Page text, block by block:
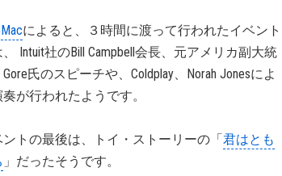
によると、３時間に渡って行われたイベント
Intuit社のBill Campbell会長、元アメリカ副大統
Gore氏のスピーチや、Coldplay、Norah Jonesによ
奏が行われたようです。
ントの最後は、トイ・ストーリーの「君はとも
」だったそうです。